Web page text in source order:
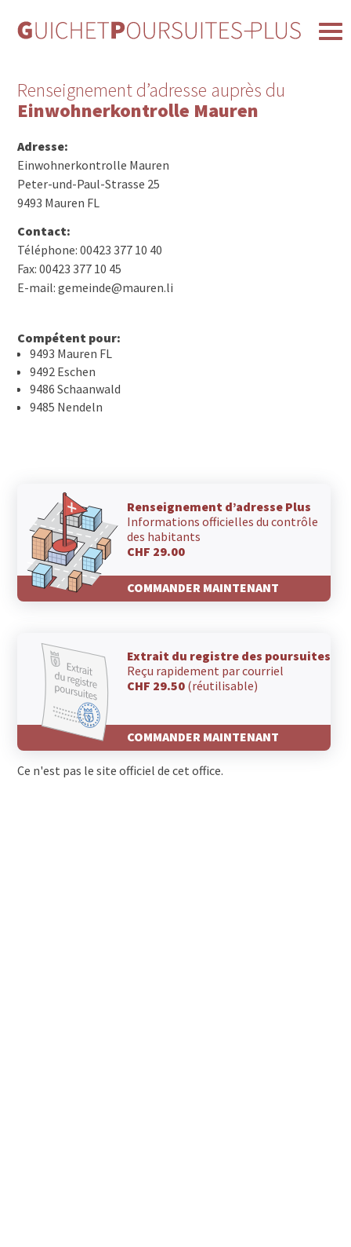
Renseignement d’adresse auprès du
Einwohnerkontrolle Mauren
Adresse:
Einwohnerkontrolle Mauren
Peter-und-Paul-Strasse 25
9493 Mauren FL
Contact:
Téléphone: 00423 377 10 40
Fax: 00423 377 10 45
E-mail: gemeinde@mauren.li
Compétent pour:
9493 Mauren FL
9492 Eschen
9486 Schaanwald
9485 Nendeln
Renseignement d’adresse Plus
Informations officielles du contrôle
des habitants
CHF 29.00
COMMANDER MAINTENANT
Extrait du registre des poursuites
Reçu rapidement par courriel
CHF 29.50 (réutilisable)
COMMANDER MAINTENANT
Ce n'est pas le site officiel de cet office.